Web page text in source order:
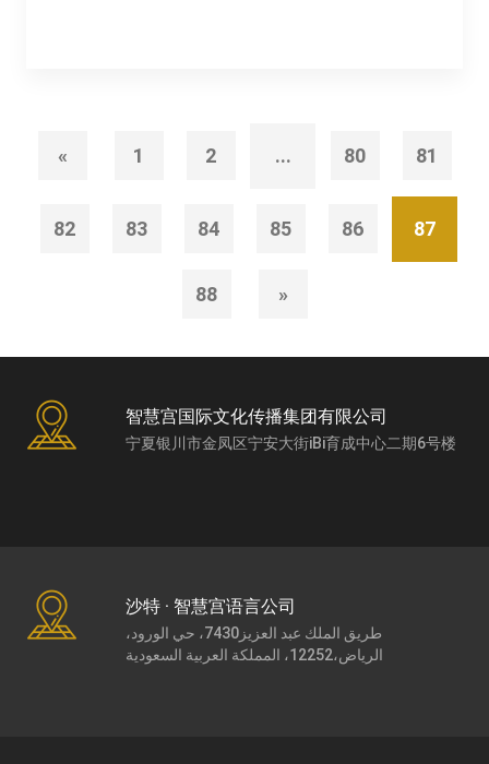
« 1 2 ... 80 81
82 83 84 85 86 87
88 »
智慧宫国际文化传播集团有限公司
宁夏银川市金凤区宁安大街iBi育成中心二期6号楼
沙特 · 智慧宫语言公司
طريق الملك عبد العزيز7430، حي الورود،
الرياض،12252، المملكة العربية السعودية